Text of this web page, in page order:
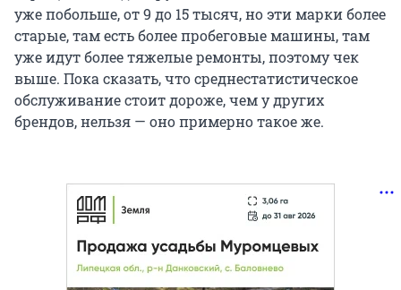
уже побольше, от 9 до 15 тысяч, но эти марки более
старые, там есть более пробеговые машины, там
уже идут более тяжелые ремонты, поэтому чек
выше. Пока сказать, что среднестатистическое
обслуживание стоит дороже, чем у других
брендов, нельзя — оно примерно такое же.